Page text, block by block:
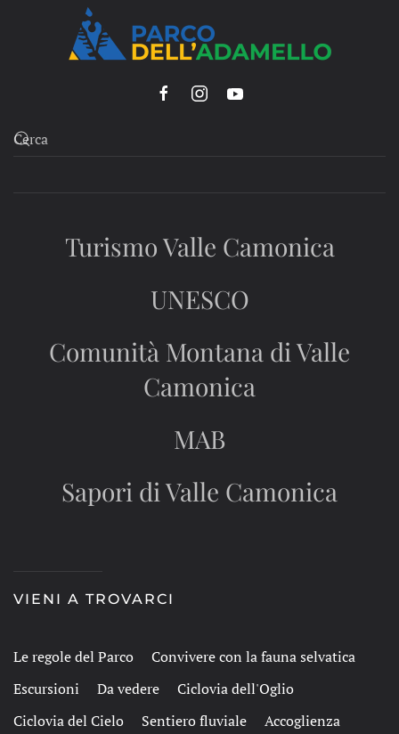
Turismo Valle Camonica
UNESCO
Comunità Montana di Valle
Camonica
MAB
Sapori di Valle Camonica
VIENI A TROVARCI
Le regole del Parco
Convivere con la fauna selvatica
Escursioni
Da vedere
Ciclovia dell'Oglio
Ciclovia del Cielo
Sentiero fluviale
Accoglienza